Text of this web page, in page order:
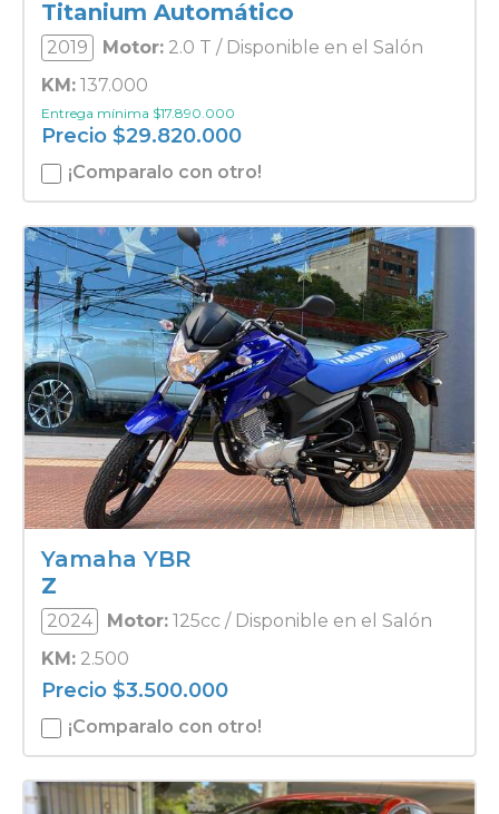
Titanium Automático
2019 Motor: 2.0 T / Disponible en el Salón
KM: 137.000
Entrega mínima $17.890.000
Precio $29.820.000
¡Comparalo con otro!
Yamaha YBR
Z
2024 Motor: 125cc / Disponible en el Salón
KM: 2.500
Precio $3.500.000
¡Comparalo con otro!